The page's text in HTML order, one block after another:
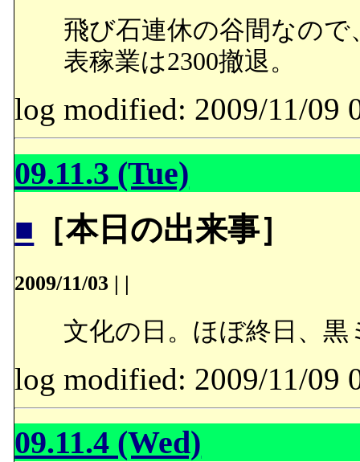
飛び石連休の谷間なので
表稼業は2300撤退。
log modified: 2009/11/09
09.11.3 (Tue)
■ ［本日の出来事］
2009/11/03 | |
文化の日。ほぼ終日、黒
log modified: 2009/11/09
09.11.4 (Wed)